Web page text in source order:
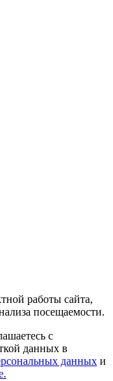
работы сайта,
посещаемости.
с
данных в
данных и